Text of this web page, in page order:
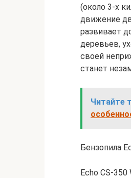
(около 3-х
движение
развивает
деревьев,
своей
станет
Читайте
Бензопила
Echo CS-